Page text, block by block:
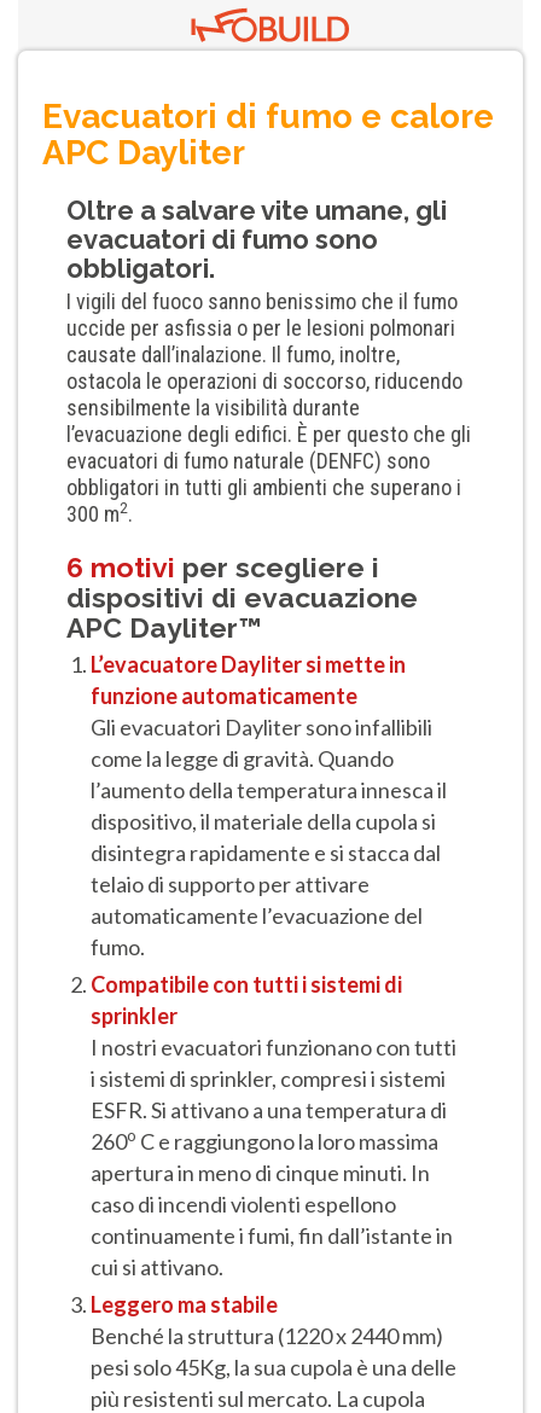
Evacuatori di fumo e calore
APC Dayliter
Oltre a salvare vite umane, gli
evacuatori di fumo sono
obbligatori.
I vigili del fuoco sanno benissimo che il fumo
uccide per asfissia o per le lesioni polmonari
causate dall’inalazione. Il fumo, inoltre,
ostacola le operazioni di soccorso, riducendo
sensibilmente la visibilità durante
l’evacuazione degli edifici. È per questo che gli
evacuatori di fumo naturale (DENFC) sono
obbligatori in tutti gli ambienti che superano i
300 m2.
6 motivi per scegliere i
dispositivi di evacuazione
APC Dayliter™
L’evacuatore Dayliter si mette in
funzione automaticamente
Gli evacuatori Dayliter sono infallibili
come la legge di gravità. Quando
l’aumento della temperatura innesca il
dispositivo, il materiale della cupola si
disintegra rapidamente e si stacca dal
telaio di supporto per attivare
automaticamente l’evacuazione del
fumo.
Compatibile con tutti i sistemi di
sprinkler
I nostri evacuatori funzionano con tutti
i sistemi di sprinkler, compresi i sistemi
ESFR. Si attivano a una temperatura di
260o C e raggiungono la loro massima
apertura in meno di cinque minuti. In
caso di incendi violenti espellono
continuamente i fumi, fin dall’istante in
cui si attivano.
Leggero ma stabile
Benché la struttura (1220 x 2440 mm)
pesi solo 45Kg, la sua cupola è una delle
più resistenti sul mercato. La cupola